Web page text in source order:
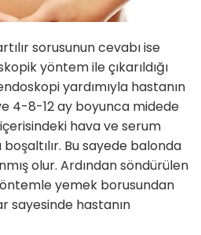
sorusunun cevabı ise
yöntem ile çıkarıldığı
yardımıyla hastanın
4-8-12 ay boyunca midede
hava ve serum
Bu sayede balonda
olur. Ardından söndürülen
yemek borusundan
sayesinde hastanın